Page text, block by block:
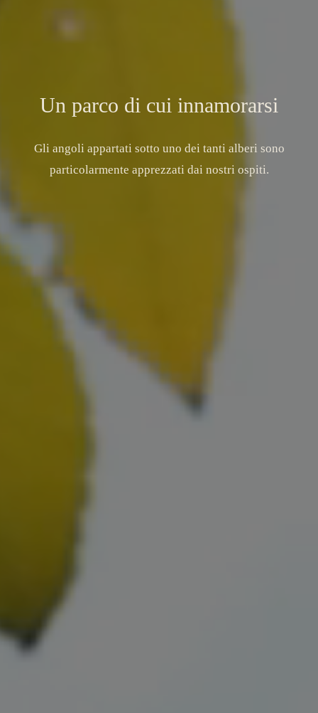
Un parco di cui innamorarsi
Gli angoli appartati sotto uno dei tanti alberi sono
particolarmente apprezzati dai nostri ospiti.